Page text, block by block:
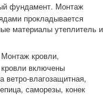
фундамент. Монтаж
прокладывается
материалы утеплитель и
Монтаж кровли,
включены
влагозащитная,
саморезы, конек